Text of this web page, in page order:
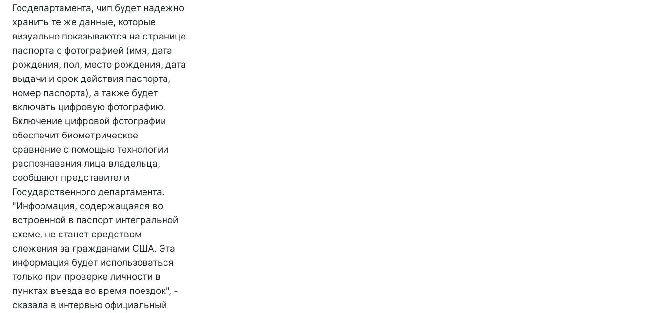
Госдепартамента, чип будет надежно
хранить те же данные, которые
визуально показываются на странице
паспорта с фотографией (имя, дата
рождения, пол, место рождения, дата
выдачи и срок действия паспорта,
номер паспорта), а также будет
включать цифровую фотографию.
Включение цифровой фотографии
обеспечит биометрическое
сравнение с помощью технологии
распознавания лица владельца,
сообщают представители
Государственного департамента.
"Информация, содержащаяся во
встроенной в паспорт интегральной
схеме, не станет средством
слежения за гражданами США. Эта
информация будет использоваться
только при проверке личности в
пунктах въезда во время поездок", -
сказала в интервью официальный